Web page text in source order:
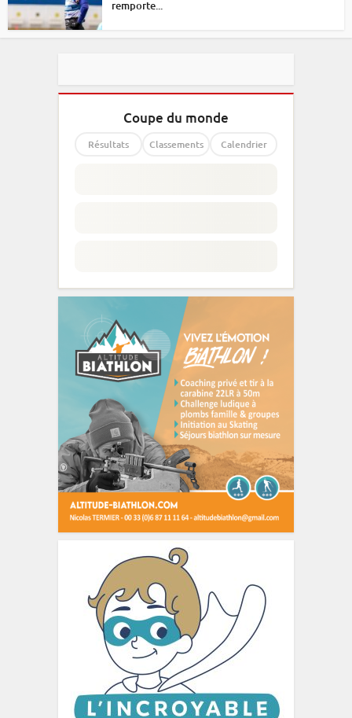
remporte...
Coupe du monde
Résultats Classements Calendrier